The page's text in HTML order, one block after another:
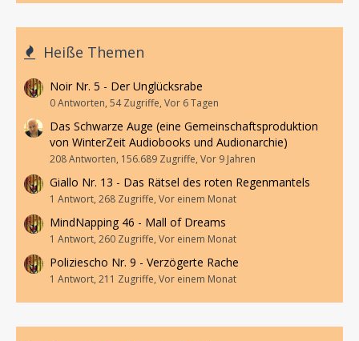
Heiße Themen
Noir Nr. 5 - Der Unglücksrabe
0 Antworten, 54 Zugriffe, Vor 6 Tagen
Das Schwarze Auge (eine Gemeinschaftsproduktion
von WinterZeit Audiobooks und Audionarchie)
208 Antworten, 156.689 Zugriffe, Vor 9 Jahren
Giallo Nr. 13 - Das Rätsel des roten Regenmantels
1 Antwort, 268 Zugriffe, Vor einem Monat
MindNapping 46 - Mall of Dreams
1 Antwort, 260 Zugriffe, Vor einem Monat
Poliziescho Nr. 9 - Verzögerte Rache
1 Antwort, 211 Zugriffe, Vor einem Monat